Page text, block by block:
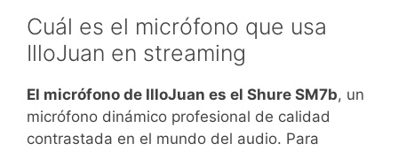
Cuál es el micrófono que usa
IlloJuan en streaming
El micrófono de IlloJuan es el Shure SM7b, un
micrófono dinámico profesional de calidad
contrastada en el mundo del audio. Para